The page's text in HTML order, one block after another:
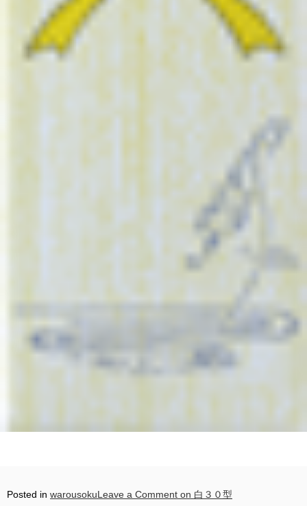
Posted in warousokuLeave a Comment on 白３０型